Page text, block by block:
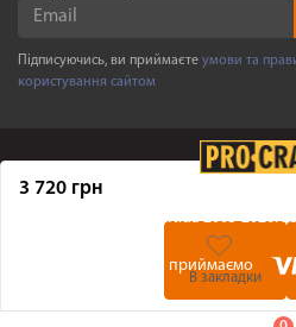
3 720 грн
В закладки
Підписуючись, ви приймаєте умови та
користування сайтом
Procraft.ua2005-2026.
Ми приймаємо